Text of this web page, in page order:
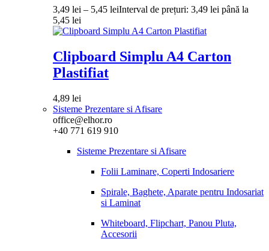
3,49 lei – 5,45 leiInterval de prețuri: 3,49 lei până la
5,45 lei
Clipboard Simplu A4 Carton
Plastifiat
4,89 lei
Sisteme Prezentare si Afisare
office@elhor.ro
+40 771 619 910
Sisteme Prezentare si Afisare
Folii Laminare, Coperti Indosariere
Spirale, Baghete, Aparate pentru Indosariat
si Laminat
Whiteboard, Flipchart, Panou Pluta,
Accesorii